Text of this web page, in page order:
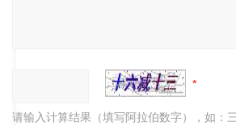
请输入计算结果（填写阿拉伯数字），如：